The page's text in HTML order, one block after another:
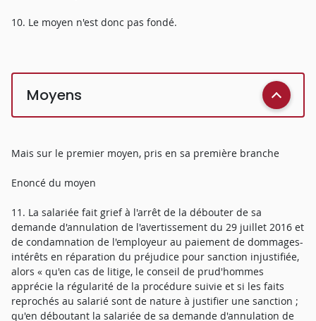
10. Le moyen n'est donc pas fondé.
Moyens
Mais sur le premier moyen, pris en sa première branche
Enoncé du moyen
11. La salariée fait grief à l'arrêt de la débouter de sa
demande d'annulation de l'avertissement du 29 juillet 2016 et
de condamnation de l'employeur au paiement de dommages-
intérêts en réparation du préjudice pour sanction injustifiée,
alors « qu'en cas de litige, le conseil de prud'hommes
apprécie la régularité de la procédure suivie et si les faits
reprochés au salarié sont de nature à justifier une sanction ;
qu'en déboutant la salariée de sa demande d'annulation de